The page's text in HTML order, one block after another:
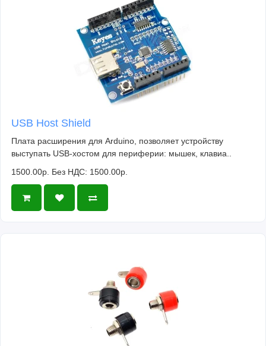
USB Host Shield
Плата расширения для Arduino, позволяет устройству
выступать USB-хостом для периферии: мышек, клавиа..
1500.00р. Без НДС: 1500.00р.